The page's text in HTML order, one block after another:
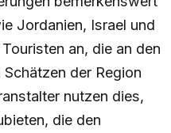
Jordanien, Israel und
an, die an den
der Region
nutzen dies,
die den